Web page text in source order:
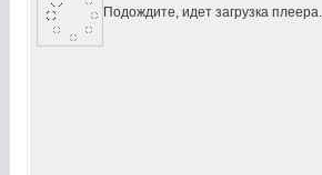
Подождите, идет загрузка плеера...